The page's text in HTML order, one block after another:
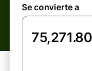
Se convierte a